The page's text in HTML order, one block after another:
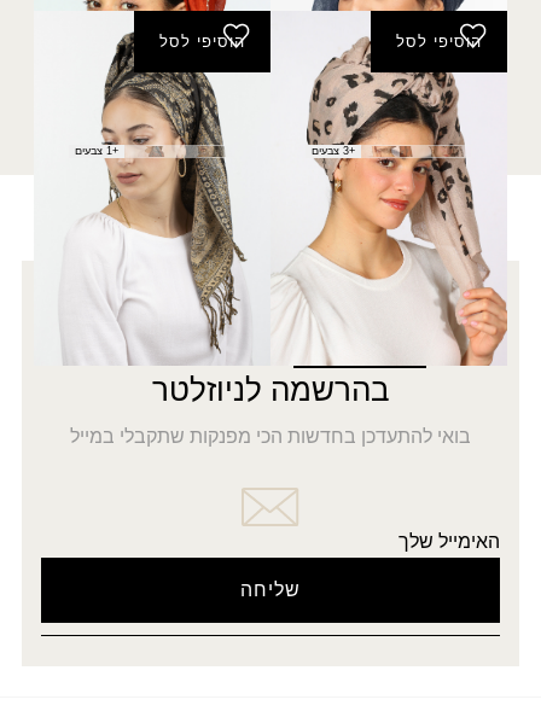
הוסיפי לסל
מטפחת סהרה
₪30.00
+3 צבעים
הוסיפי לסל
פשמינה דקלה נצנץ
₪40.00
+1 צבעים
רוצה להתעדכן לפני כולן?
על כל האתר
בהרשמה לניוזלטר
בואי להתעדכן בחדשות הכי מפנקות שתקבלי במייל
האימייל שלך